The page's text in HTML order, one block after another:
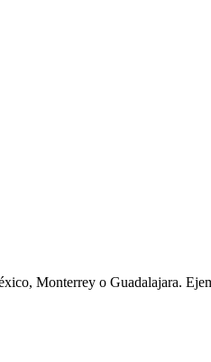
Monterrey o Guadalajara.